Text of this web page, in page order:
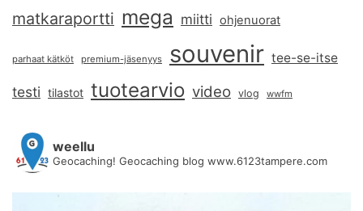
matkaraportti mega miitti ohjenuorat
parhaat kätköt premium-jäsenyys souvenir tee-se-itse
testi tilastot tuotearvio video vlog wwfm
weellu
Geocaching! Geocaching blog www.6123tampere.com